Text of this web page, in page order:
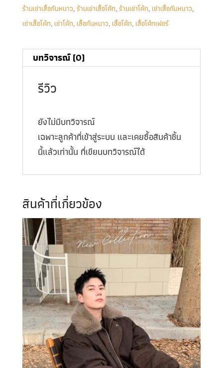
ร้านเช่าเสื้อกันหนาว,ร้านเช่าเสื้อโค้ท,ร้านเช่าโค้ท, เช่าเสื้อกันหนาว,
เช่าเสื้อโค้ท, เช่าโค้ท, เสื้อกันหนาว, เสื้อโค้ท, เสื้อโค้ทเฟอร์
บทวิจารณ์ (0)
รีวิว
ยังไม่มีบทวิจารณ์
เฉพาะลูกค้าที่เข้าสู่ระบบ และเคยซื้อสินค้าชิ้น
นี้แล้วเท่านั้น ที่เขียนบทวิจารณ์ได้
สินค้าที่เกี่ยวข้อง